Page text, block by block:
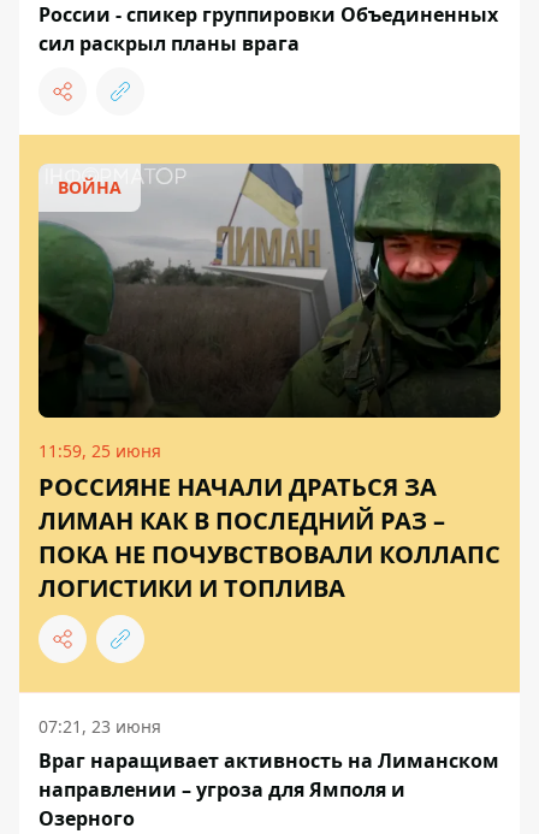
России - спикер группировки Объединенных
сил раскрыл планы врага
ВОЙНА
11:59, 25 июня
РОССИЯНЕ НАЧАЛИ ДРАТЬСЯ ЗА
ЛИМАН КАК В ПОСЛЕДНИЙ РАЗ –
ПОКА НЕ ПОЧУВСТВОВАЛИ КОЛЛАПС
ЛОГИСТИКИ И ТОПЛИВА
07:21, 23 июня
Враг наращивает активность на Лиманском
направлении – угроза для Ямполя и
Озерного